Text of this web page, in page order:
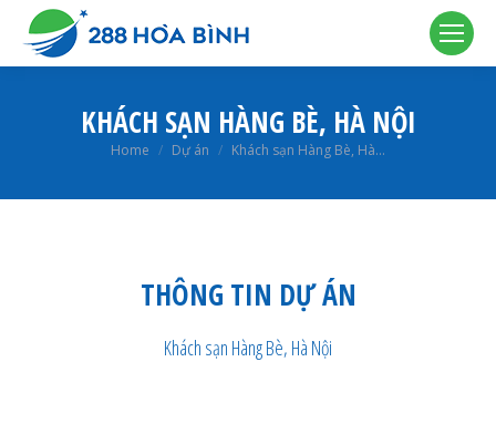
KHÁCH SẠN HÀNG BÈ, HÀ NỘI
You are here:
Home Dự án Khách sạn Hàng Bè, Hà…
THÔNG TIN DỰ ÁN
Khách sạn Hàng Bè, Hà Nội